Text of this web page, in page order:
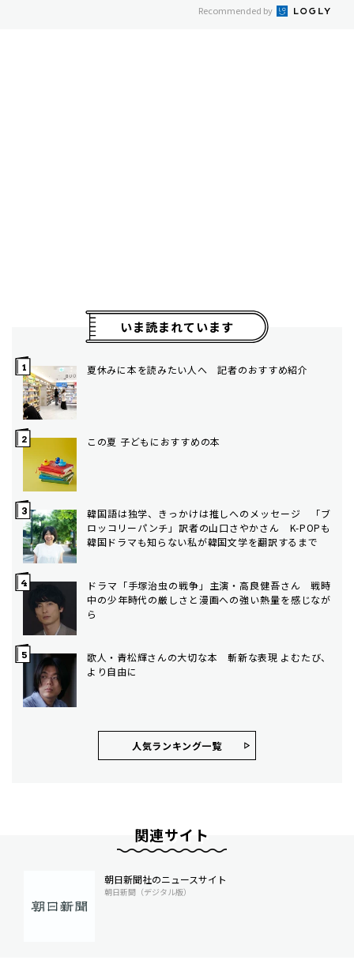
Recommended by
いま読まれています
夏休みに本を読みたい人へ 記者のおすすめ紹介
この夏 子どもにおすすめの本
韓国語は独学、きっかけは推しへのメッセージ 「ブ
ロッコリーパンチ」訳者の山口さやかさん K-POPも
韓国ドラマも知らない私が韓国文学を翻訳するまで
ドラマ「手塚治虫の戦争」主演・高良健吾さん 戦時
中の少年時代の厳しさと漫画への強い熱量を感じなが
ら
歌人・青松輝さんの大切な本 斬新な表現 よむたび、
より自由に
人気ランキング⼀覧
関連サイト
朝日新聞社のニュースサイト
朝日新聞（デジタル版）